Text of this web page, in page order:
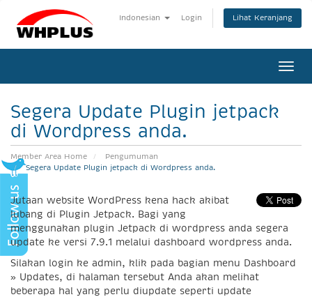
Indonesian Login Lihat Keranjang
Segera Update Plugin jetpack
di Wordpress anda.
Member Area Home
Pengumuman
Segera Update Plugin jetpack di Wordpress anda.
Jutaan website WordPress kena hack akibat
lubang di Plugin Jetpack. Bagi yang
menggunakan plugin Jetpack di wordpress anda segera
update ke versi 7.9.1 melalui dashboard wordpress anda.
Silakan login ke admin, klik pada bagian menu Dashboard
» Updates, di halaman tersebut Anda akan melihat
beberapa hal yang perlu diupdate seperti update